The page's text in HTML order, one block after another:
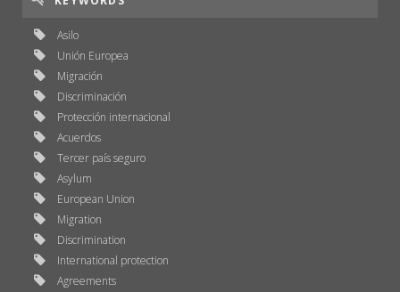
Asilo
Unión Europea
Migración
Discriminación
Protección internacional
Acuerdos
Tercer país seguro
Asylum
European Union
Migration
Discrimination
International protection
Agreements